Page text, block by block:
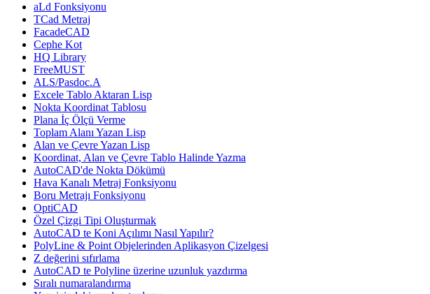
aLd Fonksiyonu
TCad Metraj
FacadeCAD
Cephe Kot
HQ Library
FreeMUST
ALS/Pasdoc.A
Excele Tablo Aktaran Lisp
Nokta Koordinat Tablosu
Plana İç Ölçü Verme
Toplam Alanı Yazan Lisp
Alan ve Çevre Yazan Lisp
Koordinat, Alan ve Çevre Tablo Halinde Yazma
AutoCAD'de Nokta Dökümü
Hava Kanalı Metraj Fonksiyonu
Boru Metrajı Fonksiyonu
OptiCAD
Özel Çizgi Tipi Oluşturmak
AutoCAD te Koni Açılımı Nasıl Yapılır?
PolyLine & Point Objelerinden Aplikasyon Çizelgesi
Z değerini sıfırlama
AutoCAD te Polyline üzerine uzunluk yazdırma
Sıralı numaralandırma